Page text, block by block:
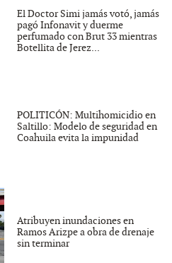
El Doctor Simi jamás votó, jamás
pagó Infonavit y duerme
perfumado con Brut 33 mientras
Botellita de Jerez...
POLITICÓN: Multihomicidio en
Saltillo: Modelo de seguridad en
Coahuila evita la impunidad
Atribuyen inundaciones en
Ramos Arizpe a obra de drenaje
sin terminar